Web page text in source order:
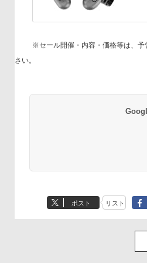
※セール開催・内容・価格等は、予
さい。
ポスト リスト